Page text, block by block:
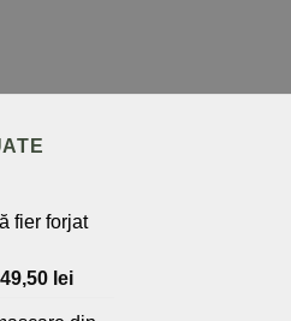
fier forjat
Prețul
49,50 leiPrețul